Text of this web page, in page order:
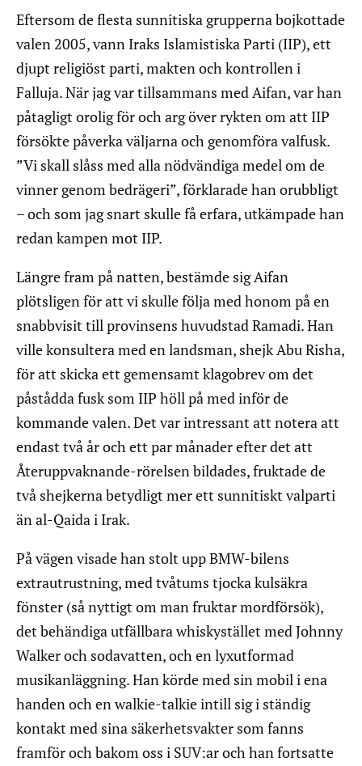
Eftersom de flesta sunnitiska grupperna bojkottade
valen 2005, vann Iraks Islamistiska Parti (IIP), ett
djupt religiöst parti, makten och kontrollen i
Falluja. När jag var tillsammans med Aifan, var han
påtagligt orolig för och arg över rykten om att IIP
försökte påverka väljarna och genomföra valfusk.
”Vi skall slåss med alla nödvändiga medel om de
vinner genom bedrägeri”, förklarade han orubbligt
– och som jag snart skulle få erfara, utkämpade han
redan kampen mot IIP.
Längre fram på natten, bestämde sig Aifan
plötsligen för att vi skulle följa med honom på en
snabbvisit till provinsens huvudstad Ramadi. Han
ville konsultera med en landsman, shejk Abu Risha,
för att skicka ett gemensamt klagobrev om det
påstådda fusk som IIP höll på med inför de
kommande valen. Det var intressant att notera att
endast två år och ett par månader efter det att
Återuppvaknande-rörelsen bildades, fruktade de
två shejkerna betydligt mer ett sunnitiskt valparti
än al-Qaida i Irak.
På vägen visade han stolt upp BMW-bilens
extrautrustning, med tvåtums tjocka kulsäkra
fönster (så nyttigt om man fruktar mordförsök),
det behändiga utfällbara whiskystället med Johnny
Walker och sodavatten, och en lyxutformad
musikanläggning. Han körde med sin mobil i ena
handen och en walkie-talkie intill sig i ständig
kontakt med sina säkerhetsvakter som fanns
framför och bakom oss i SUV:ar och han fortsatte